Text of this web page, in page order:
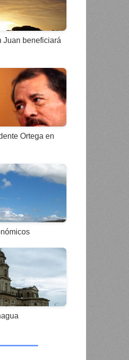
Juan beneficiará
Ortega en